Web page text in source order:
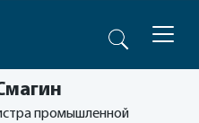
промышленной